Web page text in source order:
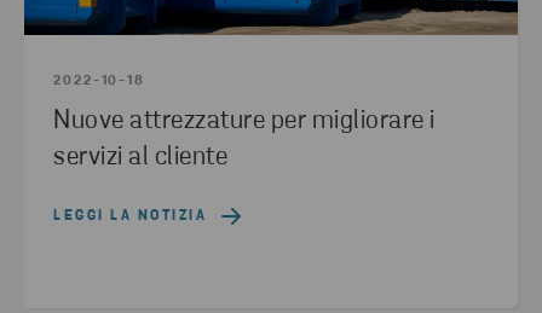
2022-10-18
Nuove attrezzature per migliorare i
servizi al cliente
LEGGI LA NOTIZIA